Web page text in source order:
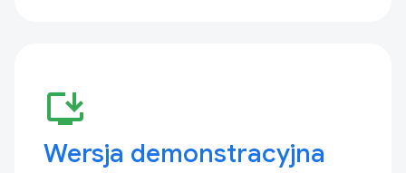
install_desktop
Wersja demonstracyjna